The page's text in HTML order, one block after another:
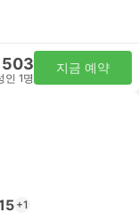
503
인 1명
지금 예약
+1